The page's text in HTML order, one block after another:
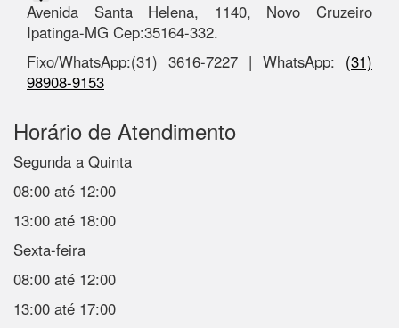
Avenida Santa Helena, 1140, Novo Cruzeiro
Ipatinga-MG Cep:35164-332.
Fixo/WhatsApp:(31) 3616-7227 | WhatsApp: (31)
98908-9153
Horário de Atendimento
Segunda a Quinta
08:00 até 12:00
13:00 até 18:00
Sexta-feira
08:00 até 12:00
13:00 até 17:00